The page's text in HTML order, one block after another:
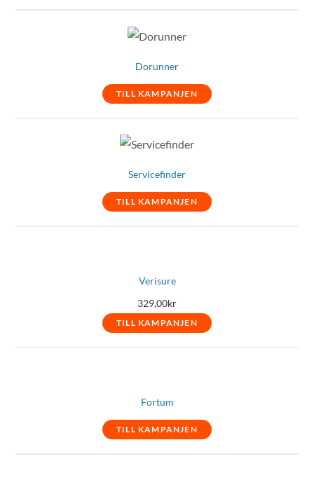
Dorunner
TILL KAMPANJEN
Servicefinder
TILL KAMPANJEN
Verisure
329,00kr
TILL KAMPANJEN
Fortum
TILL KAMPANJEN